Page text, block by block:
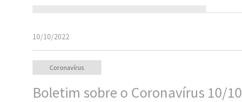
10/10/2022
Coronavírus
Boletim sobre o Coronavírus 10/10